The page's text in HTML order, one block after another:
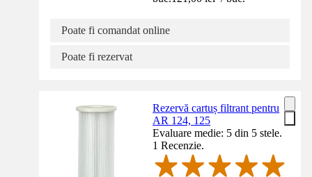
Poate fi comandat online
Poate fi rezervat
Rezervă cartuș filtrant pentru
AR 124, 125
Evaluare medie: 5 din 5 stele.
1 Recenzie.